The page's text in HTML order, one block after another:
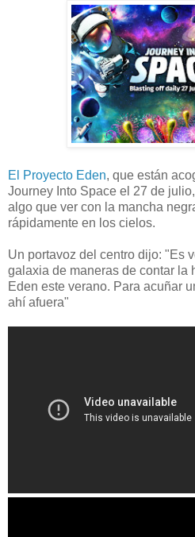
El Proyecto Eden, que están
Journey Into Space el 27 de
algo que ver con la mancha
rápidamente en los cielos.
Un portavoz del centro dijo: "Es
galaxia de maneras de contar la
Eden este verano. Para acuñar
ahí afuera"